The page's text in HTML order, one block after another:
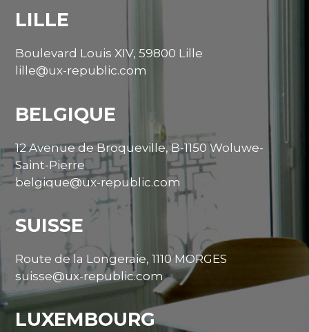
LILLE
Boulevard Louis XIV, 59800 Lille
lille@ux-republic.com
BELGIQUE
12 Avenue de Broqueville, B-1150 Woluwe-
Saint-Pierre
belgique@ux-republic.com
SUISSE
Route de la Longeraie, 1110 MORGES
suisse@ux-republic.com
LUXEMBOURG